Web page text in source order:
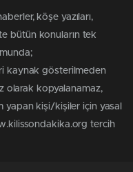
köşe yazıları,
bütün konuların tek
kaynak gösterilmeden
olarak kopyalanamaz,
yapan kişi/kişiler için yasal
tercih